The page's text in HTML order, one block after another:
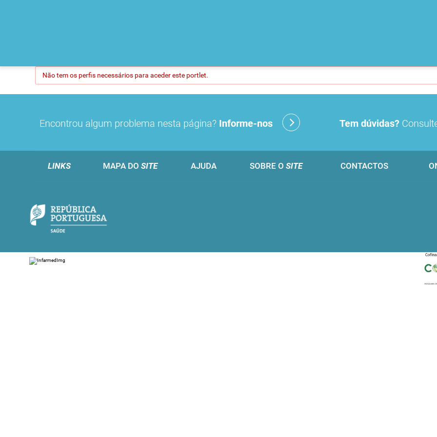
Não tem os perfis necessários para aceder este portlet.
Encontrou algum problema nesta página? Informe-nos Tem dúvidas?
LINKS MAPA DO SITE AJUDA SOBRE O SITE CONTACTOS